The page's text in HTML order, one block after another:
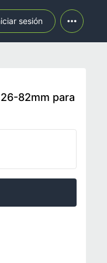
sesión
82mm para